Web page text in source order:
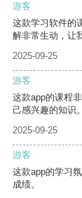
游客
这款学习软件的
解非常生动，让
2025-09-25
游客
这款app的课程
己感兴趣的知识。
2025-09-25
游客
这款app的学习
成绩。